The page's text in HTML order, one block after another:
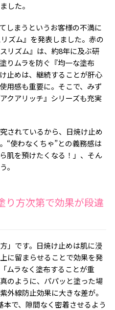
した。
しまうというお客様の不満に
ズム』を発表しました。赤の
リズム』は、約8年に及ぶ研
りムラを防ぐ『均一な塗布
止めは、継続することが肝心
用感も重要に。そこで、みず
クアリッチ』シリーズも充実
されているから、日焼け止め
“使わなくちゃ”との義務感は
肌を預けたくなる！」、そん
。
り方次第で効果が段違
」です。日焼け止めは肌に浸
に留まらせることで効果を発
ムラなく塗布することが重
のように、パパッと塗った場
外線防止効果に大きな差が。
で、隙間なく密着させるよう